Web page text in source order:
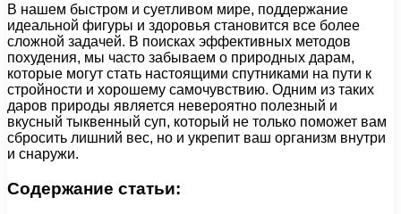
В нашем быстром и суетливом мире, поддержание
идеальной фигуры и здоровья становится все более
сложной задачей. В поисках эффективных методов
похудения, мы часто забываем о природных дарам,
которые могут стать настоящими спутниками на пути к
стройности и хорошему самочувствию. Одним из таких
даров природы является невероятно полезный и
вкусный тыквенный суп, который не только поможет вам
сбросить лишний вес, но и укрепит ваш организм внутри
и снаружи.
Содержание статьи: